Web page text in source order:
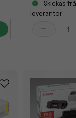
Skickas
leverantör
-